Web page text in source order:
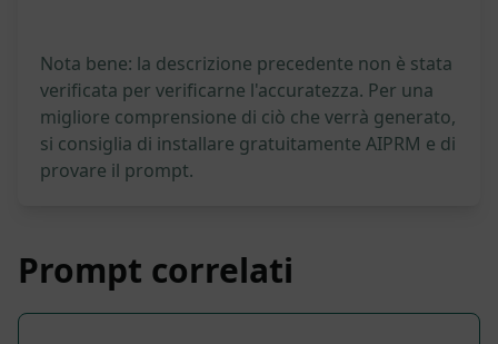
Nota bene: la descrizione precedente non è stata
verificata per verificarne l'accuratezza. Per una
migliore comprensione di ciò che verrà generato,
si consiglia di installare gratuitamente AIPRM e di
provare il prompt.
Prompt correlati